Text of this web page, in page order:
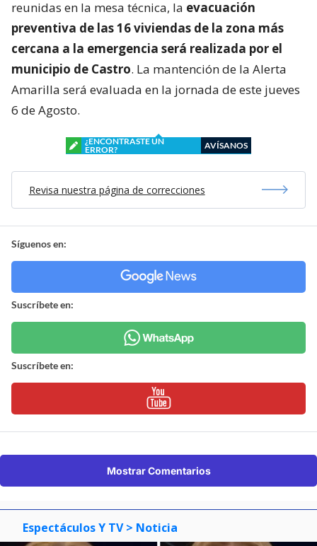
reunidas en la mesa técnica, la evacuación
preventiva de las 16 viviendas de la zona más
cercana a la emergencia será realizada por el
municipio de Castro. La mantención de la Alerta
Amarilla será evaluada en la jornada de este jueves
6 de Agosto.
¿ENCONTRASTE UN
ERROR?
AVÍSANOS
Revisa nuestra página de correcciones
Síguenos en:
Suscríbete en:
Suscríbete en:
Mostrar Comentarios
Espectáculos Y TV > Noticia